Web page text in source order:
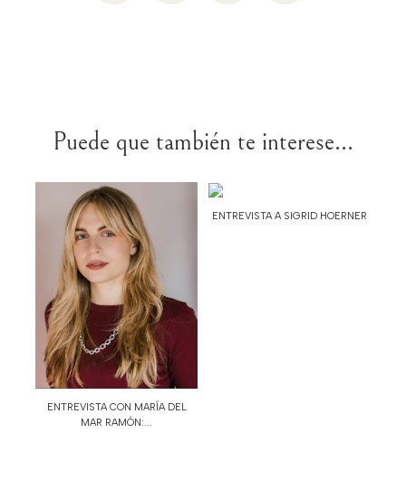
Puede que también te interese...
ENTREVISTA CON MARÍA DEL
MAR RAMÓN:...
ENTREVISTA A SIGRID HOERNER